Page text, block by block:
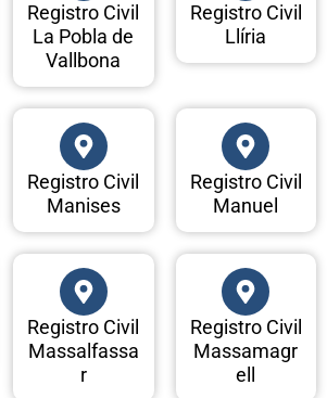
Registro Civil
La Pobla de
Vallbona
Registro Civil
Llíria
Registro Civil
Manises
Registro Civil
Manuel
Registro Civil
Massalfassa
r
Registro Civil
Massamagr
ell